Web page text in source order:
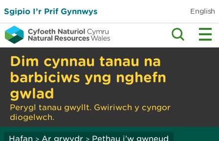
Sgipio I’r Prif Gynnwys English
Dim cynnau tanau na
barbiciws yng nghefn
gwlad
Perygl tanau gwyllt. Gwiriwch y cyngor
diogelwch.
Hafan > Ar grwydr > Pethau i’w gwneud